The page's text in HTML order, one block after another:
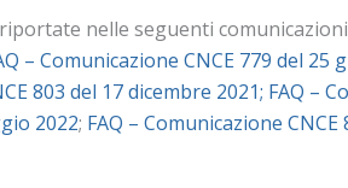
nelle seguenti
– Comunicazione CNCE 779 del 25
803 del 17 dicembre 2021; FAQ –
2022; FAQ – Comunicazione